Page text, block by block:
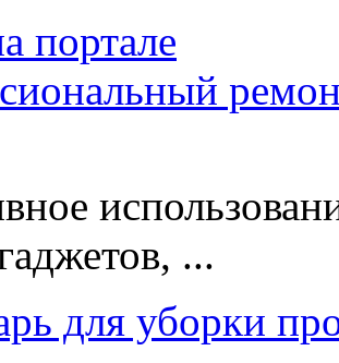
портале
...
для уборки